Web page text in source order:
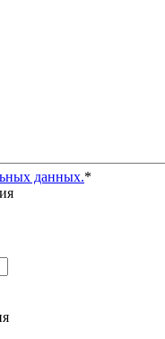
данных.*